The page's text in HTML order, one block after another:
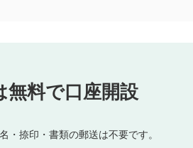
無料で口座開設
・捺印・書類の郵送は不要です。